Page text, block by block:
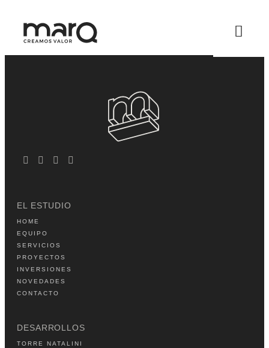
EL ESTUDIO
HOME
EQUIPO
SERVICIOS
PROYECTOS
INVERSIONES
NOVEDADES
CONTACTO
DESARROLLOS
TORRE NATALINI